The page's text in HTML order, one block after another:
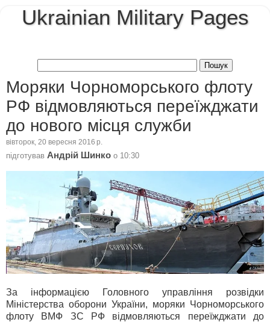
Ukrainian Military Pages
Моряки Чорноморського флоту
РФ відмовляються переїжджати
до нового місця служби
вівторок, 20 вересня 2016 р.
підготував Андрій Шинко о 10:30
За інформацією Головного управління розвідки
Міністерства оборони України, моряки Чорноморського
флоту ВМФ ЗС РФ відмовляються переїжджати до